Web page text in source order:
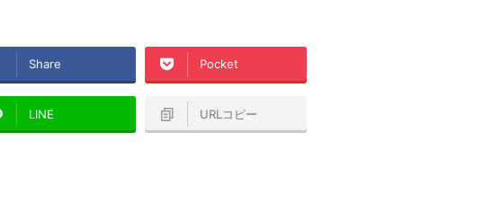
Share Pocket
LINE URLコピー